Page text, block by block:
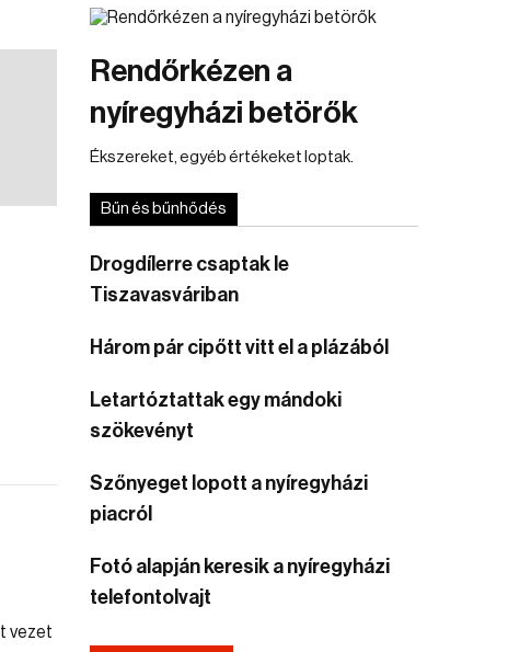
Rendőrkézen a
nyíregyházi betörők
Ékszereket, egyéb értékeket loptak.
Bűn és bűnhődés
Drogdílerre csaptak le
Tiszavasváriban
Három pár cipőtt vitt el a plázából
Letartóztattak egy mándoki
szökevényt
Szőnyeget lopott a nyíregyházi
piacról
Fotó alapján keresik a nyíregyházi
telefontolvajt